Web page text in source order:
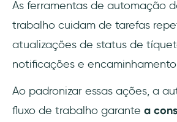
As ferramentas de automação
trabalho cuidam de tarefas
atualizações de status de
notificações e
Ao padronizar essas ações, a
fluxo de trabalho garante a